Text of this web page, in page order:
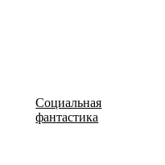
Социальная
фантастика